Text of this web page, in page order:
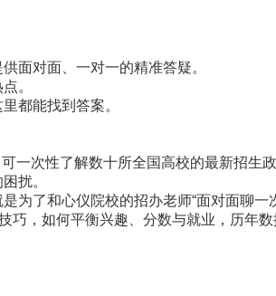
面对面、一对一的精准答疑。
。
都能找到答案。
一次性了解数十所全国高校的最新招生
扰。
了和心仪院校的招办老师“面对面聊一次
，如何平衡兴趣、分数与就业，历年数